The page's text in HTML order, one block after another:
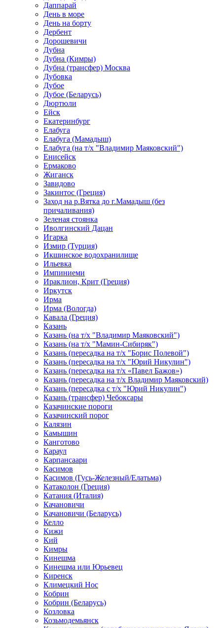
Даппарай
День в море
День на борту
Дербент
Дорошевичи
Дубна
Дубна (Кимры)
Дубна (трансфер) Москва
Дубовка
Дубое
Дубое (Беларусь)
Дюртюли
Ейск
Екатеринбург
Елабуга
Елабуга (Мамадыш)
Елабуга (на т/х "Владимир Маяковский")
Енисейск
Ермаково
Жиганск
Завидово
Закинтос (Греция)
Заход на р.Вятка до г.Мамадыш (без
причаливания)
Зеленая стоянка
Иволгинский Дацан
Игарка
Измир (Турция)
Икшинское водохранилище
Ильевка
Импиниеми
Ираклион, Крит (Греция)
Иркутск
Ирма
Ирма (Вологда)
Кавала (Греция)
Казань
Казань (на т/х "Владимир Маяковский")
Казань (на т/х "Мамин-Сибиряк")
Казань (пересадка на т/х "Борис Полевой")
Казань (пересадка на т/х "Юрий Никулин")
Казань (пересадка на т/х «Павел Бажов»)
Казань (пересадка на т/х Владимир Маяковский)
Казань (пересадка с т/х "Юрий Никулин")
Казань (трансфер) Чебоксары
Казачинские пороги
Казачинский порог
Калязин
Камышин
Канготово
Караул
Карпансаари
Касимов
Касимов (Гусь-Железный/Елатьма)
Катаколон (Греция)
Катания (Италия)
Качановичи
Качановичи (Беларусь)
Келло
Кижи
Кий
Кимры
Кинешма
Кинешма или Юрьевец
Киренск
Климецкий Нос
Кобрин
Кобрин (Беларусь)
Козловка
Козьмодемьянск